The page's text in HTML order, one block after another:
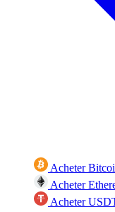
Acheter
Acheter
Acheter